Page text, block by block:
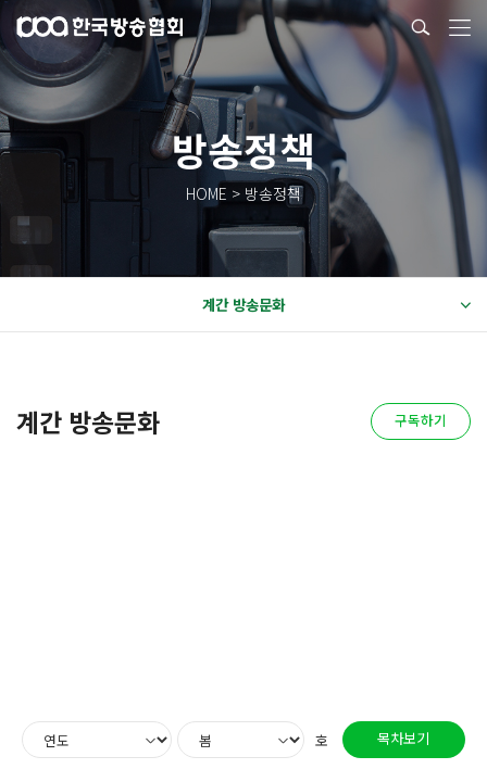
방송정책
HOME > 방송정책
계간 방송문화
계간 방송문화 구독하기
호 목차보기